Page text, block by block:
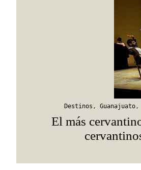
Destinos , Guanajuato ,
El más